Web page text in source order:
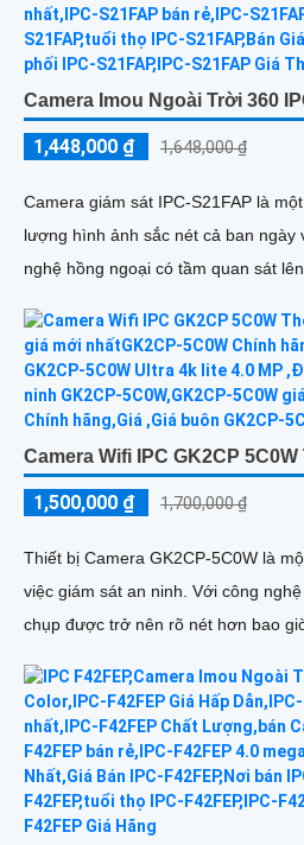
Camera Imou Ngoài Trời 360
1,448,000 ₫ 1,648,000 ₫
Camera giám sát IPC-S21FAP là
lượng hình ảnh sắc nét cả ban ngày
Camera Wifi IPC GK2CP
1,500,000 ₫ 1,700,000 ₫
Thiết bị Camera GK2CP-5C0W là
việc giám sát an ninh. Với công nghệ CMOS tiên tiến, hình ảnh
chụp được trở nên rõ nét hơn bao